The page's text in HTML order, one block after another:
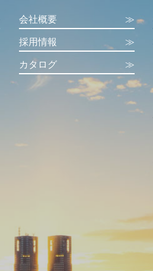
会社概要 ≫
採用情報 ≫
カタログ ≫